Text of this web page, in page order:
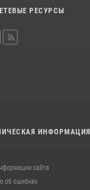
РЕСУРСЫ
ИНФОРМАЦИЯ
сайта
об ошибках